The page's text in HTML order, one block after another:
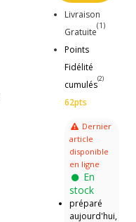
Livraison
Gratuite
(1)
Points
Fidélité
cumulés
(2)
62pts
Dernier
article
disponible
en ligne
En
stock
préparé
aujourd'hui,